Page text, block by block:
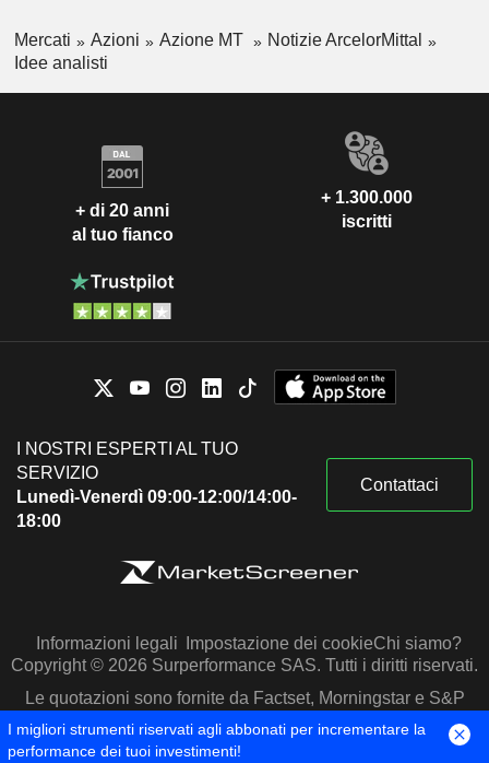
Mercati Azioni Azione MT
Notizie ArcelorMittal
Idee analisti
+ di 20 anni
al tuo fianco
+ 1.300.000
iscritti
I NOSTRI ESPERTI AL TUO
SERVIZIO
Lunedì-Venerdì 09:00-12:00/14:00-
18:00
Contattaci
Informazioni legali Impostazione dei cookieChi siamo?
Copyright © 2026 Surperformance SAS. Tutti i diritti riservati.
Le quotazioni sono fornite da Factset, Morningstar e S&P
Capital IQ
I migliori strumenti riservati agli abbonati per incrementare la
performance dei tuoi investimenti!